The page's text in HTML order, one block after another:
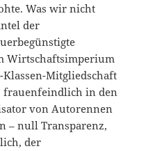
Was wir nicht
der
Wirtschaftsimperium
Mitgliedschaft
frauenfeindlich in den
von Autorennen
– null Transparenz,
der